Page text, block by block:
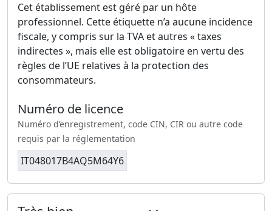
Cet établissement est géré par un hôte
professionnel. Cette étiquette n’a aucune incidence
fiscale, y compris sur la TVA et autres « taxes
indirectes », mais elle est obligatoire en vertu des
règles de l’UE relatives à la protection des
consommateurs.
Numéro de licence
Numéro d’enregistrement, code CIN, CIR ou autre code
requis par la réglementation
IT048017B4AQ5M64Y6